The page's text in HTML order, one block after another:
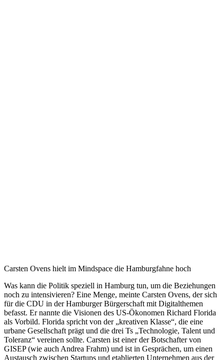
Carsten Ovens hielt im Mindspace die Hamburgfahne hoch
Was kann die Politik speziell in Hamburg tun, um die Beziehungen
noch zu intensivieren? Eine Menge, meinte Carsten Ovens, der sich
für die CDU in der Hamburger Bürgerschaft mit Digitalthemen
befasst. Er nannte die Visionen des US-Ökonomen Richard Florida
als Vorbild. Florida spricht von der „kreativen Klasse“, die eine
urbane Gesellschaft prägt und die drei Ts „Technologie, Talent und
Toleranz“ vereinen sollte. Carsten ist einer der Botschafter von
GISEP (wie auch Andrea Frahm) und ist in Gesprächen, um einen
Austausch zwischen Startups und etablierten Unternehmen aus der